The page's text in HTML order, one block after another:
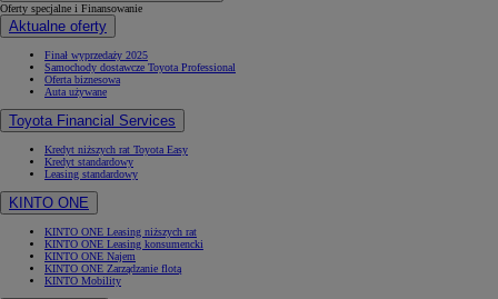
Oferty specjalne i Finansowanie
Aktualne oferty
Finał wyprzedaży 2025
Samochody dostawcze Toyota Professional
Oferta biznesowa
Auta używane
Toyota Financial Services
Kredyt niższych rat Toyota Easy
Kredyt standardowy
Leasing standardowy
KINTO ONE
KINTO ONE Leasing niższych rat
KINTO ONE Leasing konsumencki
KINTO ONE Najem
KINTO ONE Zarządzanie flotą
KINTO Mobility